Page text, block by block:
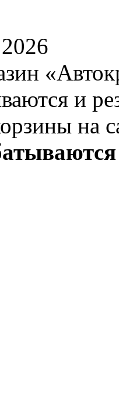
и
на